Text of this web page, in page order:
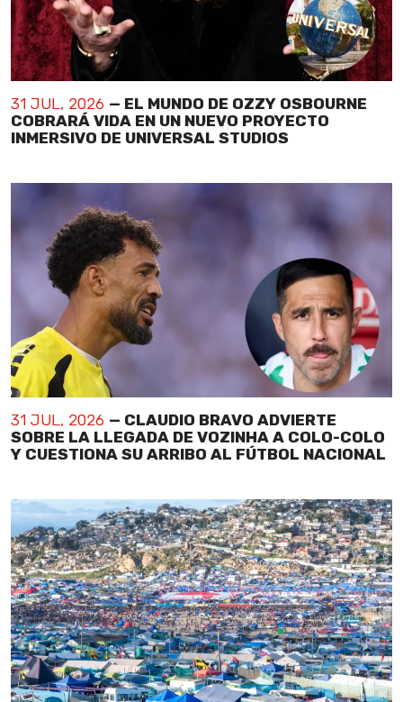
31 JUL, 2026 — EL MUNDO DE OZZY OSBOURNE
COBRARÁ VIDA EN UN NUEVO PROYECTO
INMERSIVO DE UNIVERSAL STUDIOS
31 JUL, 2026 — CLAUDIO BRAVO ADVIERTE
SOBRE LA LLEGADA DE VOZINHA A COLO-COLO
Y CUESTIONA SU ARRIBO AL FÚTBOL NACIONAL